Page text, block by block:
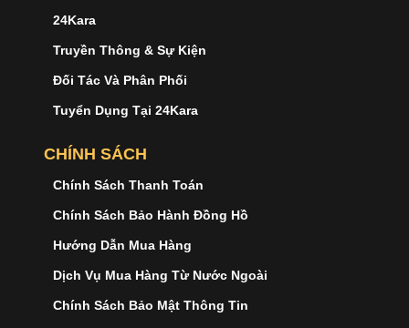
24Kara
Truyền Thông & Sự Kiện
Đối Tác Và Phân Phối
Tuyển Dụng Tại 24Kara
CHÍNH SÁCH
Chính Sách Thanh Toán
Chính Sách Bảo Hành Đồng Hồ
Hướng Dẫn Mua Hàng
Dịch Vụ Mua Hàng Từ Nước Ngoài
Chính Sách Bảo Mật Thông Tin